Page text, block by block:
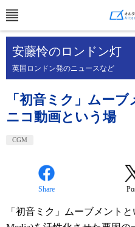
安藤怜のロンドン灯
英国ロンドン発のニュースなど
「初音ミク」ムー
ニコ動画という場
CGM
Share
「初音ミク」ムーブメントと